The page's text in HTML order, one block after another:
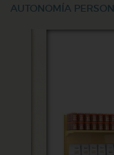
AUTONOMÍA